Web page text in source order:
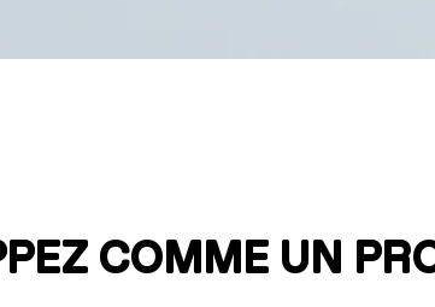
COMME UN